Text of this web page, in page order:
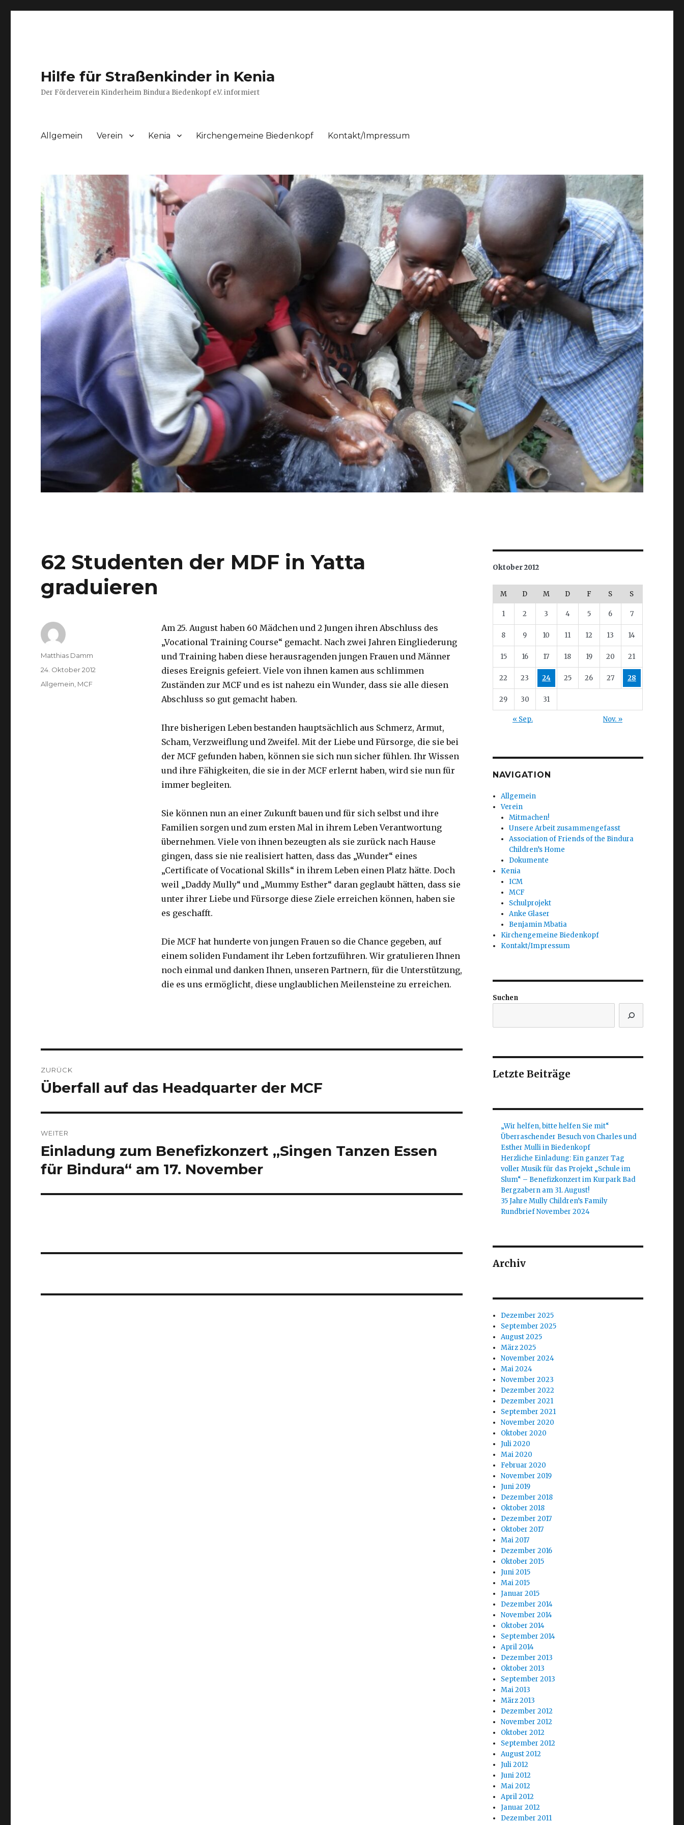
Hilfe für Straßenkinder in Kenia
Der Förderverein Kinderheim Bindura Biedenkopf e.V. informiert
Allgemein Verein Kenia Kirchengemeine Biedenkopf Kontakt/Impressum
62 Studenten der MDF in Yatta
graduieren
Am 25. August haben 60 Mädchen und 2 Jungen ihren Abschluss des
„Vocational Training Course“ gemacht. Nach zwei Jahren Eingliederung
und Training haben diese herausragenden jungen Frauen und Männer
dieses Ereignis gefeiert. Viele von ihnen kamen aus schlimmen
Zuständen zur MCF und es ist nahezu ein Wunder, dass sie alle diesen
Abschluss so gut gemacht haben.
Ihre bisherigen Leben bestanden hauptsächlich aus Schmerz, Armut,
Scham, Verzweiflung und Zweifel. Mit der Liebe und Fürsorge, die sie bei
der MCF gefunden haben, können sie sich nun sicher fühlen. Ihr Wissen
und ihre Fähigkeiten, die sie in der MCF erlernt haben, wird sie nun für
immer begleiten.
Sie können nun an einer Zukunft bauen und für sich selbst und ihre
Familien sorgen und zum ersten Mal in ihrem Leben Verantwortung
übernehmen. Viele von ihnen bezeugten als sie zurück nach Hause
gingen, dass sie nie realisiert hatten, dass das „Wunder“ eines
„Certificate of Vocational Skills“ in ihrem Leben einen Platz hätte. Doch
weil „Daddy Mully“ und „Mummy Esther“ daran geglaubt hätten, dass sie
unter ihrer Liebe und Fürsorge diese Ziele erreichen können, haben sie
es geschafft.
Die MCF hat hunderte von jungen Frauen so die Chance gegeben, auf
einem soliden Fundament ihr Leben fortzuführen. Wir gratulieren Ihnen
noch einmal und danken Ihnen, unseren Partnern, für die Unterstützung,
die es uns ermöglicht, diese unglaublichen Meilensteine zu erreichen.
Autor
Matthias Damm
Veröffentlicht
am
24. Oktober 2012
Kategorien
Allgemein, MCF
ZURÜCK
Vorheriger
Überfall auf das Headquarter der MCF
WEITER
Nächster
Beitrag:
Einladung zum Benefizkonzert „Singen Tanzen Essen
für Bindura“ am 17. November
Oktober 2012
M D M D F S S
1 2 3 4 5 6 7
8 9 10 11 12 13 14
15 16 17 18 19 20 21
22 23 24 25 26 27 28
29 30 31
« Sep. Nov. »
NAVIGATION
Allgemein
Verein
Mitmachen!
Unsere Arbeit zusammengefasst
Association of Friends of the Bindura
Children’s Home
Dokumente
Kenia
ICM
MCF
Schulprojekt
Anke Glaser
Benjamin Mbatia
Kirchengemeine Biedenkopf
Kontakt/Impressum
Suchen
Letzte Beiträge
„Wir helfen, bitte helfen Sie mit“
Überraschender Besuch von Charles und
Esther Mulli in Biedenkopf
Herzliche Einladung: Ein ganzer Tag
voller Musik für das Projekt „Schule im
Slum“ – Benefizkonzert im Kurpark Bad
Bergzabern am 31. August!
35 Jahre Mully Children’s Family
Rundbrief November 2024
Archiv
Dezember 2025
September 2025
August 2025
März 2025
November 2024
Mai 2024
November 2023
Dezember 2022
Dezember 2021
September 2021
November 2020
Oktober 2020
Juli 2020
Mai 2020
Februar 2020
November 2019
Juni 2019
Dezember 2018
Oktober 2018
Dezember 2017
Oktober 2017
Mai 2017
Dezember 2016
Oktober 2015
Juni 2015
Mai 2015
Januar 2015
Dezember 2014
November 2014
Oktober 2014
September 2014
April 2014
Dezember 2013
Oktober 2013
September 2013
Mai 2013
März 2013
Dezember 2012
November 2012
Oktober 2012
September 2012
August 2012
Juli 2012
Juni 2012
Mai 2012
April 2012
Januar 2012
Dezember 2011